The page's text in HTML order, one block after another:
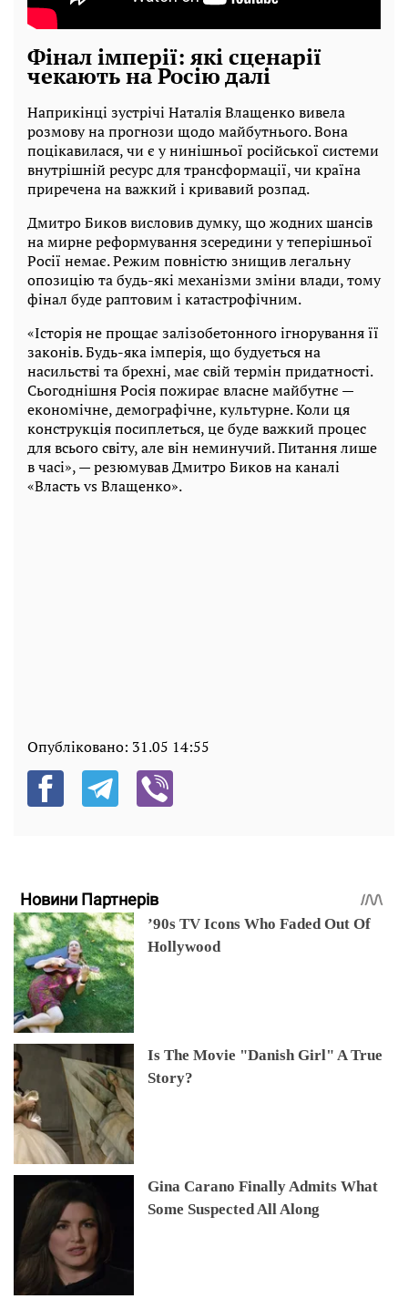
Фінал імперії: які сценарії
чекають на Росію далі
Наприкінці зустрічі Наталія Влащенко вивела
розмову на прогнози щодо майбутнього. Вона
поцікавилася, чи є у нинішньої російської системи
внутрішній ресурс для трансформації, чи країна
приречена на важкий і кривавий розпад.
Дмитро Биков висловив думку, що жодних шансів
на мирне реформування зсередини у теперішньої
Росії немає. Режим повністю знищив легальну
опозицію та будь-які механізми зміни влади, тому
фінал буде раптовим і катастрофічним.
«Історія не прощає залізобетонного ігнорування її
законів. Будь-яка імперія, що будується на
насильстві та брехні, має свій термін придатності.
Сьогоднішня Росія пожирає власне майбутнє —
економічне, демографічне, культурне. Коли ця
конструкція посиплеться, це буде важкий процес
для всього світу, але він неминучий. Питання лише
в часі», — резюмував Дмитро Биков на каналі
«Власть vs Влащенко».
Опубліковано: 31.05 14:55